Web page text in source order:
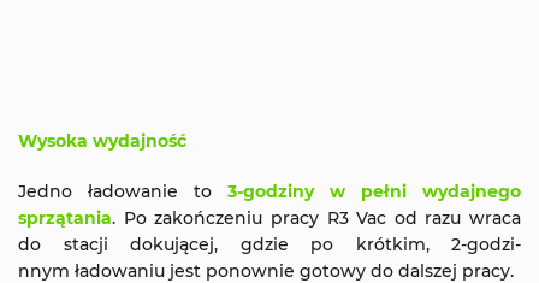
Wysoka wydajność
Jedno ładowanie to 3-godziny w pełni wydajnego
sprzątania. Po zakończeniu pracy R3 Vac od razu wraca
do stacji dokującej, gdzie po krótkim, 2-godzi-
nnym ładowaniu jest ponownie gotowy do dalszej pracy.